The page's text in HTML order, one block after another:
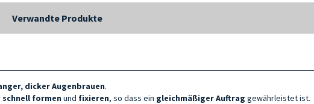
Verwandte Produkte
dicker Augenbrauen.
schnell formen und fixieren, so dass ein gleichmäßiger Auftrag gewährleistet ist.